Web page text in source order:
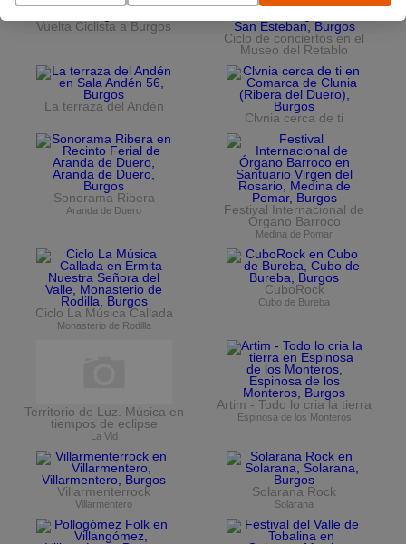
Vuelta Ciclista a Burgos
Ciclo de conciertos en el
Museo del Retablo
La terraza del Andén
Clvnia cerca de ti
Sonorama Ribera
Aranda de Duero
Festival Internacional de
Órgano Barroco
Medina de Pomar
Ciclo La Música Callada
Monasterio de Rodilla
CuboRock
Cubo de Bureba
Territorio de Luz. Música en
tiempos de eclipse
La Vid
Artim - Todo lo cria la tierra
Espinosa de los Monteros
Villarmenterrock
Villarmentero
Solarana Rock
Solarana